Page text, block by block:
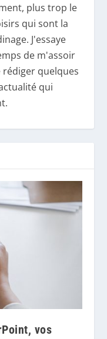
plus trop le
qui sont la
J'essaye
de m'assoir
quelques
qui
vos